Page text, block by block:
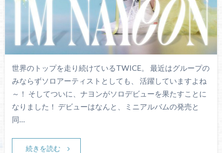
世界のトップを走り続けているTWICE。 最近はグループの
みならずソロアーティストとしても、 活躍していますよね
～！ そしてついに、ナヨンがソロデビューを果たすことに
なりました！ デビューはなんと、ミニアルバムの発売と
同…
続きを読む